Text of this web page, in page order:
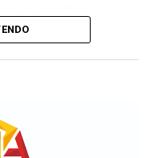
Mardel, que se podrá
Marplatenses,